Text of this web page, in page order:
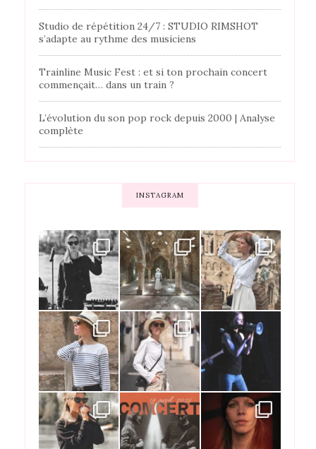
Studio de répétition 24/7 : STUDIO RIMSHOT
s’adapte au rythme des musiciens
Trainline Music Fest : et si ton prochain concert
commençait… dans un train ?
L’évolution du son pop rock depuis 2000 | Analyse
complète
INSTAGRAM